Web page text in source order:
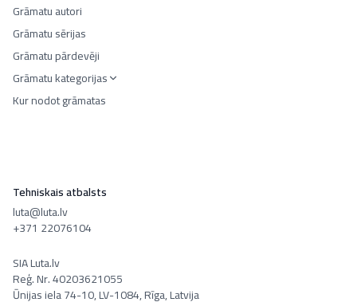
Grāmatu autori
Grāmatu sērijas
Grāmatu pārdevēji
Grāmatu kategorijas
Kur nodot grāmatas
Tehniskais atbalsts
luta@luta.lv
+371 22076104
SIA Luta.lv
Reģ. Nr. 40203621055
Ūnijas iela 74-10, LV-1084, Rīga, Latvija